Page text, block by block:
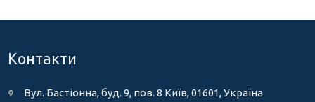
Контакти
Вул. Бастіонна, буд. 9, пов. 8 Київ, 01601, Україна